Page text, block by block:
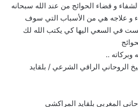
و قضاء الحوائج من عند الله سبحانه
و علاجه هي من الأسباب التي سوف
في السعي اليها كي يكتب الله لك
وبركاته ..
الروحاني الراقي الشرعي / بلقايد
المغربي بلقايد المراكشي